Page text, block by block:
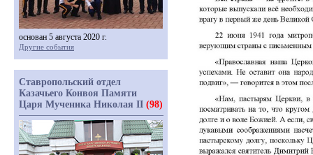
основан 5 августа 2020 г.
Другие события
Ставропольский отдел
Казачьего Конвоя Памяти
Царя Мученика Николая II (98)